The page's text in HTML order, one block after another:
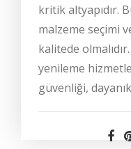
kritik altyapıdır.
malzeme seçimi
kalitede
yenileme
güvenliği,